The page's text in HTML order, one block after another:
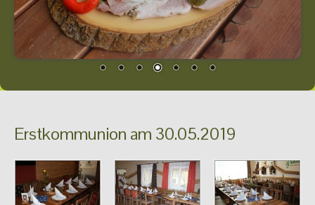
Erstkommunion am 30.05.2019